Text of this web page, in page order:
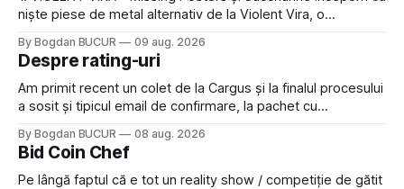
niște piese de metal alternativ de la Violent Vira, o
acest gen. E genul de muzică pe care îl ascultam cu plăcere
acum 15-20 de ani și mă bucur să văd
By Bogdan BUCUR 09 aug. 2026
Despre rating-uri
Am primit recent un colet de la Cargus și la finalul procesului
a sosit și tipicul email de confirmare, la pachet cu
feedback-ului și eram în toate bune, de data asta am dat
click să le las un rating. Un 5
By Bogdan BUCUR 08 aug. 2026
Bid Coin Chef
Pe lângă faptul că e tot un reality show / competiție de gătit